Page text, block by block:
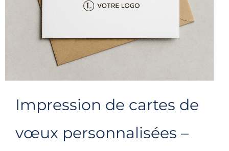
Impression de cartes de
vœux personnalisées –